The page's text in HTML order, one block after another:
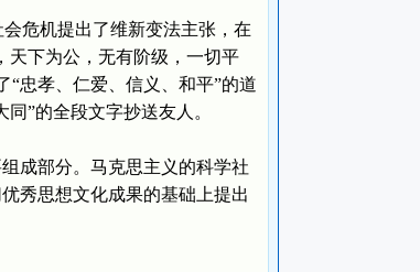
危机提出了维新变法主张，在
天下为公，无有阶级，一切平
“忠孝、仁爱、信义、和平”的道
”的全段文字抄送友人。
成部分。马克思主义的科学社
秀思想文化成果的基础上提出